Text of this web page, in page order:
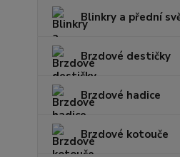
Blinkry a přední
Brzdové destičky
Brzdové hadice
Brzdové kotouče